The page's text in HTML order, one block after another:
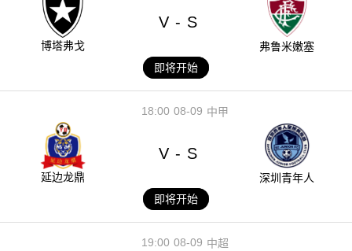
博塔弗戈
V - S
弗鲁米嫩塞
即将开始
08-09
18:00 中甲
延边龙鼎
V - S
深圳青年人
即将开始
08-09
19:00 中超